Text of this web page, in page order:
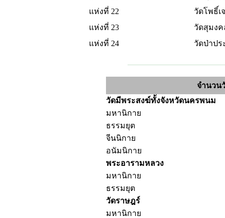
แห่งที่ 22
วัดโพธิ์เ
แห่งที่ 23
วัดสุมงค
แห่งที่ 24
วัดป่าป
จำนวน
วัดมีพระสงฆ์ทั้งจังหวัดนครพนม
มหานิกาย
ธรรมยุต
จีนนิกาย
อนัมนิกาย
พระอารามหลวง
มหานิกาย
ธรรมยุต
วัดราษฎร์
มหานิกาย